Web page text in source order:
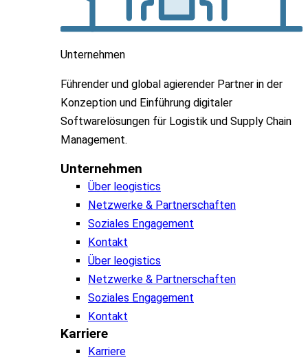
Unternehmen
Führender und global agierender Partner in der
Konzeption und Einführung digitaler
Softwarelösungen für Logistik und Supply Chain
Management.
Unternehmen
Über leogistics
Netzwerke & Partnerschaften
Soziales Engagement
Kontakt
Über leogistics
Netzwerke & Partnerschaften
Soziales Engagement
Kontakt
Karriere
Karriere